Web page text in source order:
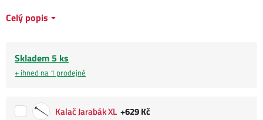
Celý popis
Skladem 5 ks
+ ihned na 1 prodejně
Kalač Jarabák XL +629 Kč